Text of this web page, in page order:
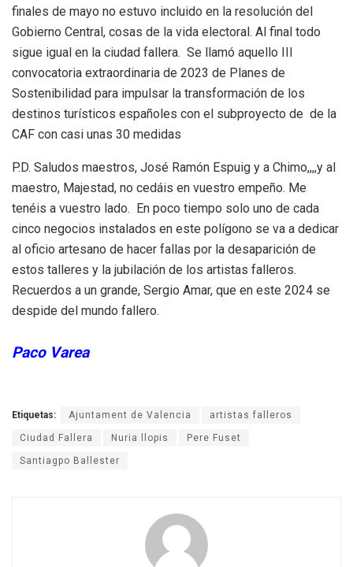
finales de mayo no estuvo incluido en la resolución del
Gobierno Central, cosas de la vida electoral. Al final todo
sigue igual en la ciudad fallera. Se llamó aquello III
convocatoria extraordinaria de 2023 de Planes de
Sostenibilidad para impulsar la transformación de los
destinos turísticos españoles con el subproyecto de de la
CAF con casi unas 30 medidas
P.D. Saludos maestros, José Ramón Espuig y a Chimo,,,,y al
maestro, Majestad, no cedáis en vuestro empeño. Me
tenéis a vuestro lado. En poco tiempo solo uno de cada
cinco negocios instalados en este polígono se va a dedicar
al oficio artesano de hacer fallas por la desaparición de
estos talleres y la jubilación de los artistas falleros.
Recuerdos a un grande, Sergio Amar, que en este 2024 se
despide del mundo fallero.
Paco Varea
Etiquetas: Ajuntament de Valencia artistas falleros
Ciudad Fallera Nuria llopis Pere Fuset
Santiagpo Ballester